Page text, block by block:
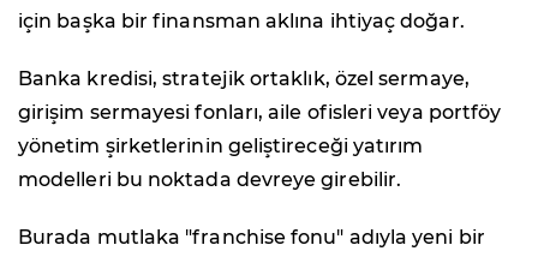
için başka bir finansman aklına ihtiyaç doğar.
Banka kredisi, stratejik ortaklık, özel sermaye,
girişim sermayesi fonları, aile ofisleri veya portföy
yönetim şirketlerinin geliştireceği yatırım
modelleri bu noktada devreye girebilir.
Burada mutlaka "franchise fonu" adıyla yeni bir